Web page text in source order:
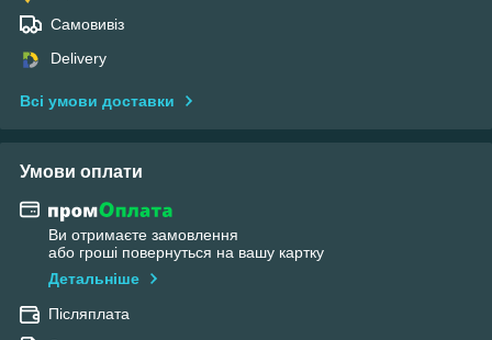
Самовивіз
Delivery
Всі умови доставки
Умови оплати
Ви отримаєте замовлення
або гроші повернуться на вашу картку
Детальніше
Післяплата